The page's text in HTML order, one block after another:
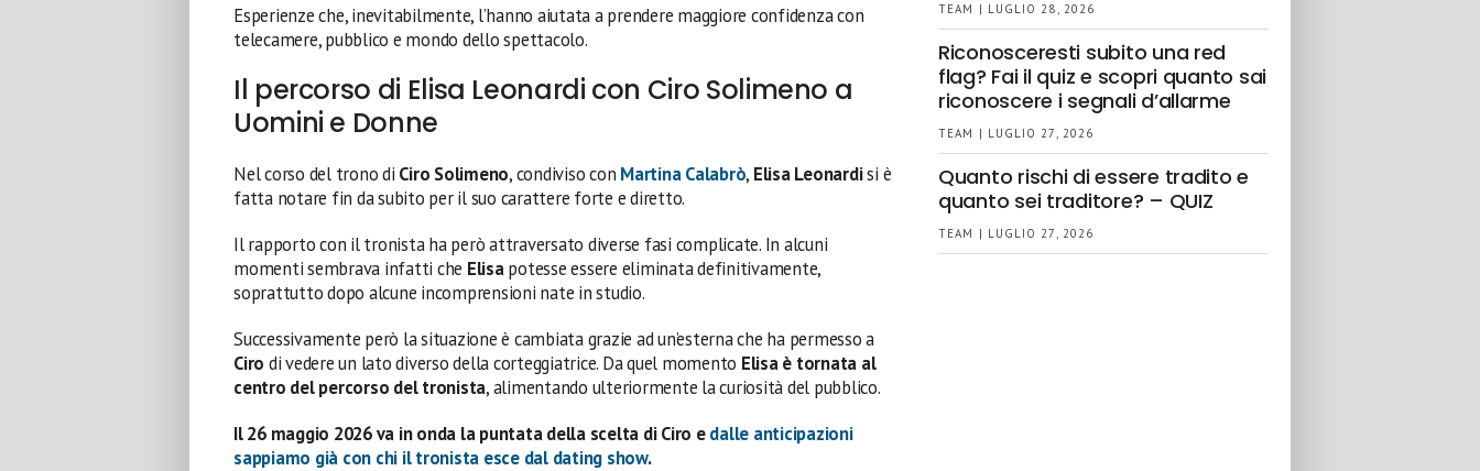
Esperienze che, inevitabilmente, l’hanno aiutata a prendere maggiore confidenza con
telecamere, pubblico e mondo dello spettacolo.
Il percorso di Elisa Leonardi con Ciro Solimeno a
Uomini e Donne
Nel corso del trono di Ciro Solimeno, condiviso con Martina Calabrò, Elisa Leonardisi è
fatta notare fin da subito per il suo carattere forte e diretto.
Il rapporto con il tronista ha però attraversato diverse fasi complicate. In alcuni
momenti sembrava infatti che Elisapotesse essere eliminata definitivamente,
soprattutto dopo alcune incomprensioni nate in studio.
Successivamente però la situazione è cambiata grazie ad un’esterna che ha permesso a
Ciro di vedere un lato diverso della corteggiatrice. Da quel momento Elisa è tornata al
centro del percorso del tronista, alimentando ulteriormente la curiosità del pubblico.
Il 26 maggio 2026 va in onda la puntata della scelta di Ciro edalle anticipazioni
sappiamo già con chi il tronista esce dal dating show.
TEAM | LUGLIO 28, 2026
Riconosceresti subito una red
flag? Fai il quiz e scopri quanto sai
riconoscere i segnali d’allarme
TEAM | LUGLIO 27, 2026
Quanto rischi di essere tradito e
quanto sei traditore? – QUIZ
TEAM | LUGLIO 27, 2026